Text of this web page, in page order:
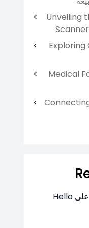
Unveiling
Exploring
Medical
على Hello